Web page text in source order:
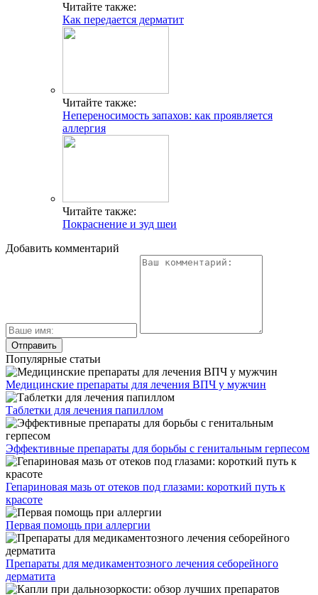
Читайте также:
Как передается дерматит
Читайте также:
Непереносимость запахов: как проявляется
аллергия
Читайте также:
Покраснение и зуд шеи
Добавить комментарий
Популярные статьи
Медицинские препараты для лечения ВПЧ у мужчин
Таблетки для лечения папиллом
Эффективные препараты для борьбы с генитальным герпесом
Гепариновая мазь от отеков под глазами: короткий путь к
красоте
Первая помощь при аллергии
Препараты для медикаментозного лечения себорейного
дерматита